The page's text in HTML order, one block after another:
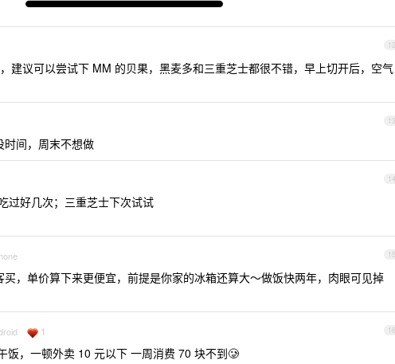
12
建议可以尝试下 MM 的贝果，黑麦多和三重芝士都很不错，早上切开后，空气
13
时间，周末不想做
14
过好几次；三重芝士下次试试
15
，单价算下来更便宜，前提是你家的冰箱还算大～做饭快两年，肉眼可见掉
16
1
饭，一顿外卖 10 元以下 一周消费 70 块不到🥲